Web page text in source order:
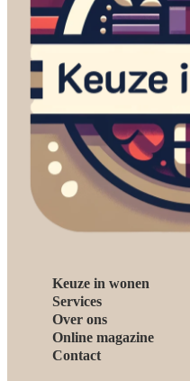
Keuze in wonen
Services
Over ons
Online magazine
Contact